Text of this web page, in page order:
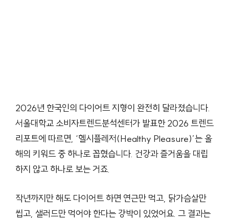
2026년 한국인의 다이어트 지형이 완전히 달라졌습니다.
서울대학교 소비자트렌드분석센터가 발표한 2026 트렌드
리포트에 따르면, ‘헬시플레저(Healthy Pleasure)’는 올
해의 키워드 중 하나로 꼽혔습니다. 건강과 즐거움을 대립
하지 않고 하나로 보는 거죠.
작년까지만 해도 다이어트 하면 연근만 먹고, 닭가슴살만
씹고, 샐러드만 먹어야 한다는 강박이 있었어요. 그 결과는